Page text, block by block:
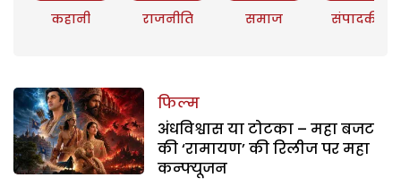
कहानी राजनीति समाज संपादकीय
फिल्म
अंधविश्वास या टोटका – महा बजट
की ‘रामायण’ की रिलीज पर महा
कन्फ्यूजन